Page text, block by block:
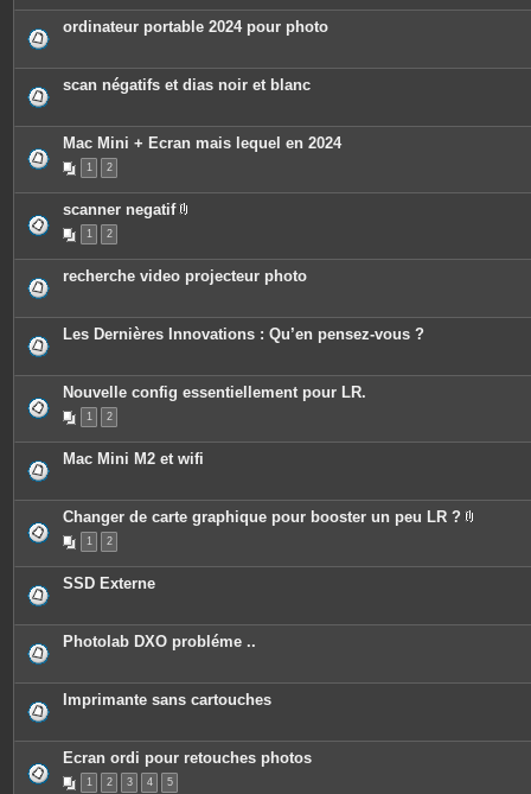
c
o
e
ordinateur portable 2024 pour photo
scan négatifs et dias noir et blanc
Mac Mini + Ecran mais lequel en 2024
1 2
scanner negatif
c
e
o
i
e
s
1 2
recherche video projecteur photo
Les Dernières Innovations : Qu’en pensez-vous ?
Nouvelle config essentiellement pour LR.
1 2
Mac Mini M2 et wifi
Changer de carte graphique pour booster un peu LR ?
c
o
e
1 2
SSD Externe
Photolab DXO probléme ..
Imprimante sans cartouches
Ecran ordi pour retouches photos
1 2 3 4 5